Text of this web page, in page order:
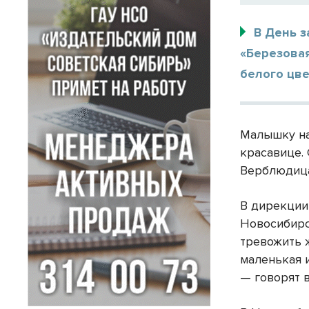
В День
белого
Малышку
В
тревожить
маленькая
— говорят